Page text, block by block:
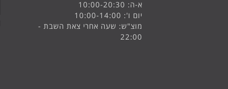
א-ה: 10:00-20:30
יום ו': 10:00-14:00
מוצ"ש: שעה אחרי צאת השבת -
22:00